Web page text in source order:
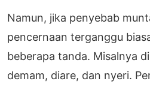
Namun, jika penyebab
pencernaan terganggu
beberapa tanda. Misalnya
demam, diare, dan nyeri.